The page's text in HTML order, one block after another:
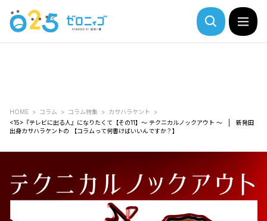
HOME コラム コラム特集
カサハラケント
<15>『テレビに出る人』になりたくて【その11】～ テクニカルノックアウト ～ | 新発田
出身カサハラケントの 【コラムって何書けばいいんですか？】